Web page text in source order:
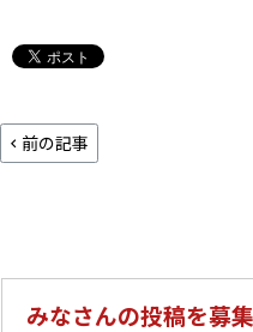
前の記事
みなさんの投稿を募